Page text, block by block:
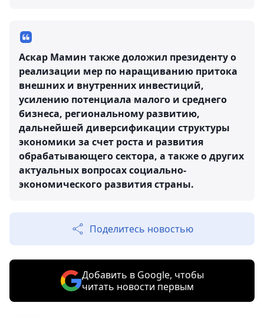
Аскар Мамин также доложил президенту о
реализации мер по наращиванию притока
внешних и внутренних инвестиций,
усилению потенциала малого и среднего
бизнеса, региональному развитию,
дальнейшей диверсификации структуры
экономики за счет роста и развития
обрабатывающего сектора, а также о других
актуальных вопросах социально-
экономического развития страны.
Поделитесь новостью
Добавить в Google, чтобы
читать новости первым